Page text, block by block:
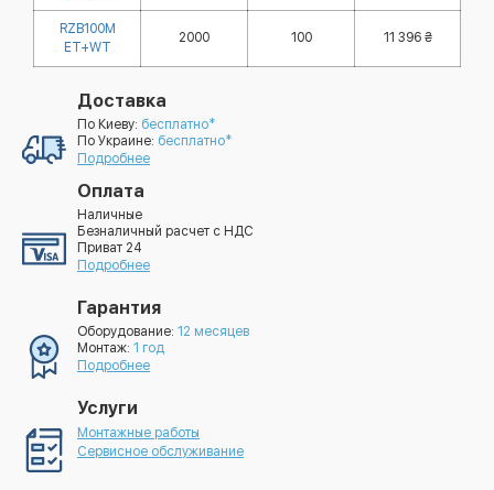
RZB100M
ET+WT
2000 100 11 396 ₴
Доставка
По Киеву: бесплатно*
По Украине: бесплатно*
Подробнее
Оплата
Наличные
Безналичный расчет с НДС
Приват 24
Подробнее
Гарантия
Оборудование: 12 месяцев
Монтаж: 1 год
Подробнее
Услуги
Монтажные работы
Сервисное обслуживание